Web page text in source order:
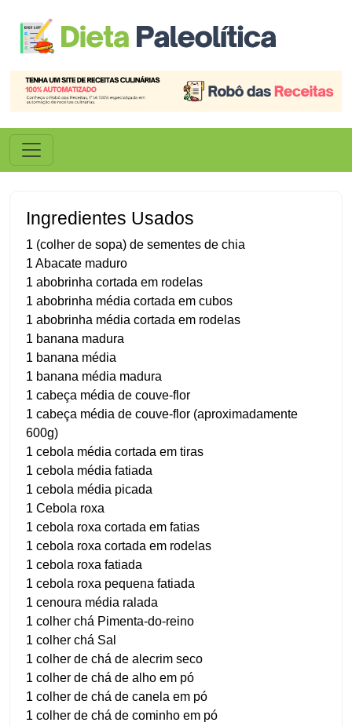
Ingredientes Usados
1 (colher de sopa) de sementes de chia
1 Abacate maduro
1 abobrinha cortada em rodelas
1 abobrinha média cortada em cubos
1 abobrinha média cortada em rodelas
1 banana madura
1 banana média
1 banana média madura
1 cabeça média de couve-flor
1 cabeça média de couve-flor (aproximadamente
600g)
1 cebola média cortada em tiras
1 cebola média fatiada
1 cebola média picada
1 Cebola roxa
1 cebola roxa cortada em fatias
1 cebola roxa cortada em rodelas
1 cebola roxa fatiada
1 cebola roxa pequena fatiada
1 cenoura média ralada
1 colher chá Pimenta-do-reino
1 colher chá Sal
1 colher de chá de alecrim seco
1 colher de chá de alho em pó
1 colher de chá de canela em pó
1 colher de chá de cominho em pó